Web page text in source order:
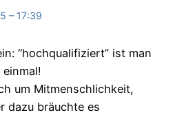
– 17:39
“hochqualifiziert” ist man
um Mitmenschlichkeit,
dazu bräuchte es